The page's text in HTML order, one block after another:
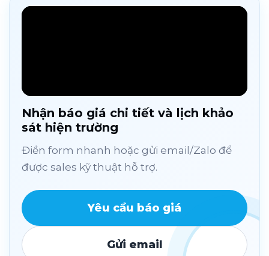
Nhận báo giá chi tiết và lịch khảo
sát hiện trường
Điền form nhanh hoặc gửi email/Zalo để
được sales kỹ thuật hỗ trợ.
Yêu cầu báo giá
Gửi email